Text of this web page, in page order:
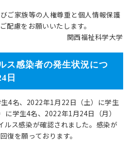
ご家族等の人権尊重と個人情報保護
配慮をお願いいたします。
関西福祉科学大学
ス感染者の発生状況につ
日
4名、2022年1月22日（土）に学生
学生4名、2022年1月24日（月）
ルス感染が確認されました。感染が
復を願っております。